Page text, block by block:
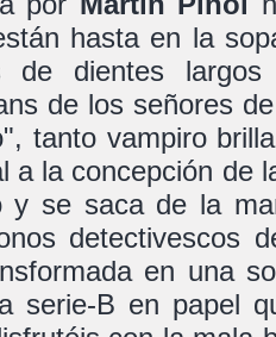
hasta en la
de dientes
de los señores
tanto vampiro
a la concepción de
y se saca de la
detectivescos
en una
serie-B en papel